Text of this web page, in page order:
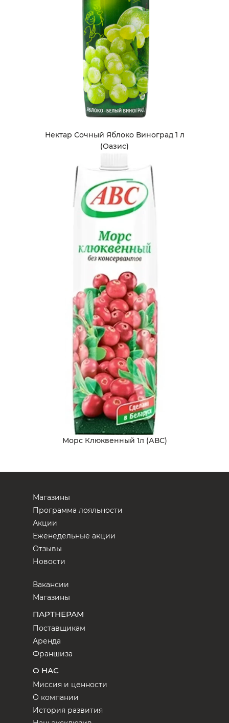
Нектар Сочный Яблоко Виноград 1 л
(Оазис)
Морс Клюквенный 1л (АВС)
Магазины
Программа лояльности
Акции
Еженедельные акции
Отзывы
Новости
Вакансии
Магазины
ПАРТНЕРАМ
Поставщикам
Аренда
Франшиза
О НАС
Миссия и ценности
О компании
История развития